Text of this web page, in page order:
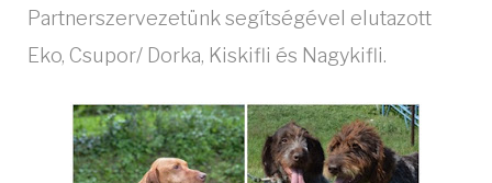
Partnerszervezetünk segítségével elutazott
Eko, Csupor/ Dorka, Kiskifli és Nagykifli.